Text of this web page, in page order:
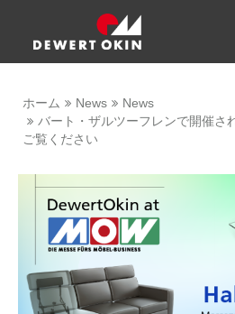
ホーム News
News
バート・ザルツーフレンで開催さ
ご覧ください